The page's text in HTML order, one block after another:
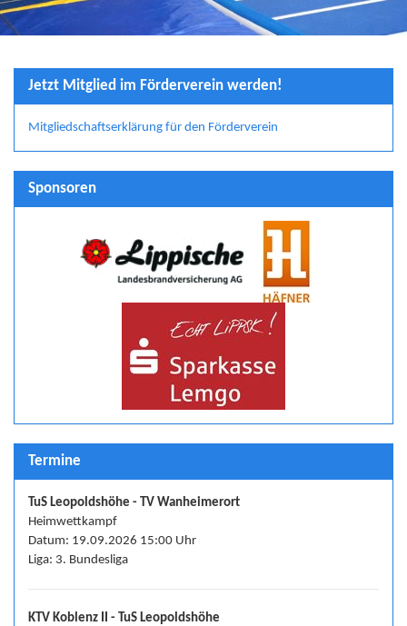
Jetzt Mitglied im Förderverein werden!
Mitgliedschaftserklärung für den Förderverein
Sponsoren
Termine
TuS Leopoldshöhe - TV Wanheimerort
Heimwettkampf
Datum: 19.09.2026 15:00 Uhr
Liga: 3. Bundesliga
KTV Koblenz II - TuS Leopoldshöhe